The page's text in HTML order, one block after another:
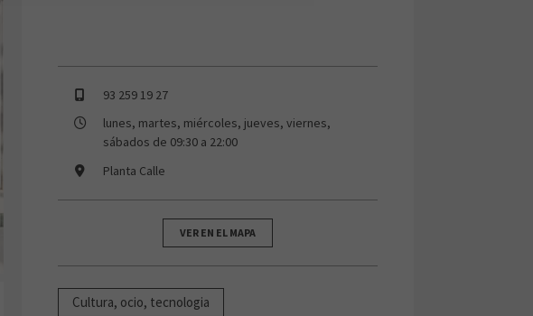
93 259 19 27
lunes, martes, miércoles, jueves, viernes,
sábados de 09:30 a 22:00
Planta Calle
VER EN EL MAPA
Cultura, ocio, tecnologia